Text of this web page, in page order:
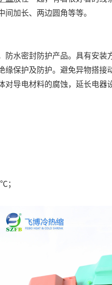
间加长、两边圆角等等。
防水密封防护产品。具有安
缘保护及防护。避免异物搭
导电材料的腐蚀，延长电器
；